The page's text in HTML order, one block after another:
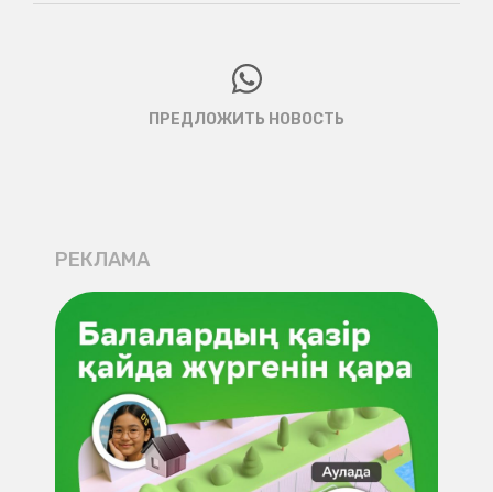
ПРЕДЛОЖИТЬ НОВОСТЬ
РЕКЛАМА